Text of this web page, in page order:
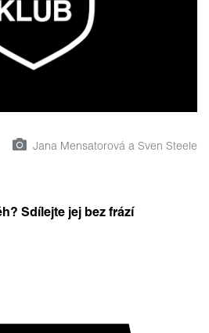
Jana Mensatorová a Sven Steele
Sdílejte jej bez frází